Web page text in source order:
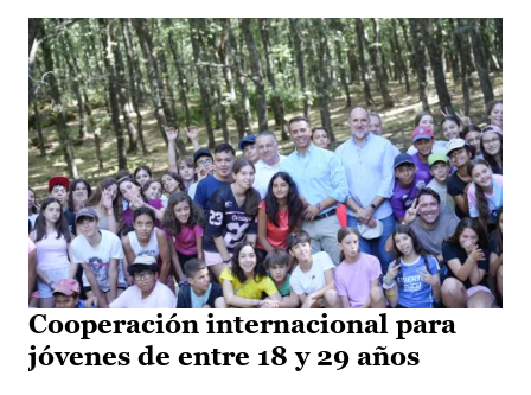
Cooperación internacional para
jóvenes de entre 18 y 29 años